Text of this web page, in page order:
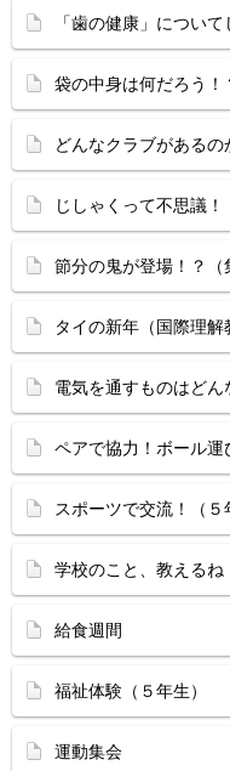
「歯の健康」につい
袋の中身は何だろう！
どんなクラブがあるの
じしゃくって不思議！
節分の鬼が登場！？（
タイの新年（国際理解
電気を通すものはどん
ペアで協力！ボール運
スポーツで交流！（５
学校のこと、教えるね
給食週間
福祉体験（５年生）
運動集会